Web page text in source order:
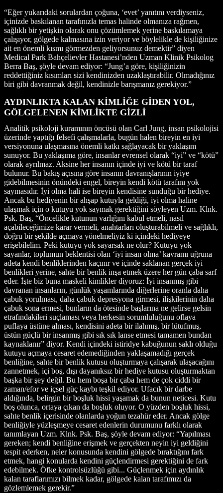
“Eğer yukarıdaki sorulardan çoğuna, ‘evet’ yanıtını verdiyseniz,
içinizde baskılanan tarafınızla temas halinde olmanıza rağmen,
sağlıklı bir yetişkin olarak onu çözümlemek yerine baskılamaya
çalışıyor, gölgede kalmasına izin veriyor ve böylelikle de kişiliğinize
ait en önemli kısmı görmezden geliyorsunuz demektir” diyen
Medical Park Bahçelievler Hastanesi’nden Uzman Klinik Psikolog
Berra Baş, şöyle devam ediyor: “Jung’a göre, kişiliğinizin
reddettiğiniz kısımları sizi kendinizden uzaklaştırabilir. Olmadığınız
biri gibi davranmak değil, kendinizle barışmanız gerekiyor.”
AYDINLIKTA KALAN KİMLİĞE GİDEN YOL,
GÖLGELENEN KİMLİKTE GİZLİ
Analitik psikoloji kuramının öncüsü olan Carl Jung, insan psikolojisi
üzerinde yaptığı felsefi çalışmalarla, bugün halen bireyin en iyi
versiyonuna ulaşmasına önemli katkı sağlayacak bir yaklaşım
sunuyor. Bu yaklaşıma göre, insanlar evrensel olarak “iyi” ve “kötü”
olarak ayrılmaz. Aksine her insanın içinde iyi ve kötü bir taraf
bulunur. Bu bakış açısına göre insanın davranışlarının iyiye
gidebilmesinin önündeki engel, bireyin kendi kötü tarafını yok
saymasıdır. İyi olma hali ise bireyin kendisine sunduğu bir hediye.
Ancak bu hediyenin bir ahşap kutuyla geldiği, iyi olma haline
ulaşmak için o kutuyu yok saymak gerektiğini söyleyen Uzm. Klnk.
Psk. Baş, “Öncelikle kutunun varlığını kabul etmeli, nasıl
açabileceğimize karar vermeli, anahtarları oluşturabilmeli ve sağlıklı,
doğru bir şekilde açmaya yönelmeliyiz ki içindeki hediyeye
erişebilelim. Peki kutuyu yok sayarsak ne olur? Kutuyu yok
sayanlar, toplumun beklentisi olan ‘iyi insan olma’ kavramı uğruna
adeta kendi benliklerinden kaçınır ve içinde saklanan gerçek iyi
benlikleri yerine, sahte bir benlik inşa etmek üzere her gün çaba sarf
eder. İşte biz buna maskeli kimlikler diyoruz: İyi insanmış gibi
davranan insanların, günlük yaşamlarında diğerlerine oranla daha
çabuk yorulması, daha çabuk depresyona girmesi, ilişkilerinin daha
çabuk sona ermesi, bunların da ötesinde başlarına ne gelirse gelsin
etrafındakileri suçlaması veya herkesin sorumluluğunu oflaya
puflaya üstüne alması, kendisini adeta bir ilahmış, bir lütufmuş,
üstün güçlü bir insanmış gibi sık sık lanse etmesi tamamen bundan
kaynaklanır” diyor. Kendi içindeki istiridye kabuğunun saklı olduğu
kutuyu açmaya cesaret edemediğinden yaklaşamadığı gerçek
benliğine, sahte bir benlik kutusu oluşturmaya çalışarak ulaşacağını
zannetmek, içi boş, dışı dayanıksız bir hediye kutusu oluşturmaktan
başka bir şey değil. Bu hem boşa bir çaba hem de çok ciddi bir
zaman/efor ve içsel güç kaybı teşkil ediyor. Ufacık bir darbe
aldığında, belirgin bir boşluk hissi yaşamak da bunun neticesi. Kutu
boş olunca, ortaya çıkan da boşluk oluyor. O yüzden boşluk hissi,
sahte benlik içerisinde olanlarda yoğun tezahür eder. Ancak gölge
benliğiyle yüzleşmeye cesaret edenlerin durumunu farklı olarak
tanımlayan Uzm. Klnk. Psk. Baş, şöyle devam ediyor: “Yapılması
gereken; kendi benliğine erişmek ve gerçekten neyin iyi geldiğini
tespit ederken, neler konusunda kendini gölgede bıraktığını fark
etmek, hangi konularda kendini güçlendirmesi gerektiğini de fark
edebilmek. Öfke kontrolsüzlüğü gibi... Güçlenmek için aydınlık
kalan taraflarımızı bilmek kadar, gölgede kalan tarafımızı da
gözlemlemek gerekir.”